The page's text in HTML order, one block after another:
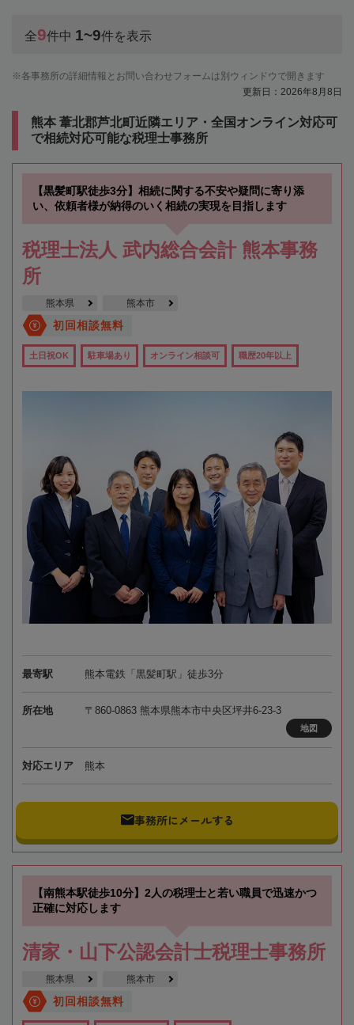
全9件中 1~9件を表示
各事務所の詳細情報とお問い合わせフォームは別ウィンドウで開きます
更新日：2026年8月8日
熊本 葦北郡芦北町近隣エリア・全国オンライン対応可
で相続対応可能な税理士事務所
【黒髪町駅徒歩3分】相続に関する不安や疑問に寄り添
い、依頼者様が納得のいく相続の実現を目指します
税理士法人 武内総合会計 熊本事務
所
熊本県 熊本市
初回相談無料
土日祝OK 駐車場あり オンライン相談可 職歴20年以上
最寄駅 熊本電鉄「黒髪町駅」徒歩3分
所在地 〒860-0863 熊本県熊本市中央区坪井6-23-3
地図
対応エリア 熊本
事務所にメールする
【南熊本駅徒歩10分】2人の税理士と若い職員で迅速かつ
正確に対応します
清家・山下公認会計士税理士事務所
熊本県 熊本市
初回相談無料